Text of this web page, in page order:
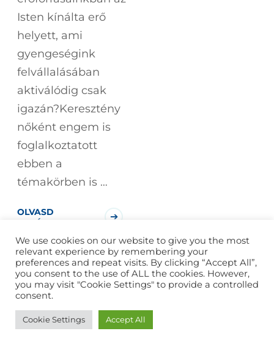
Isten kínálta erő
helyett, ami
gyengeségink
felvállalásában
aktiválódig csak
igazán?Keresztény
nőként engem is
foglalkoztatott
ebben a
témakörben is …
OLVASD
TOVÁBB!
2026Budai EvódiaMinden jog fenntartva. Készítette
aStarwebs
We use cookies on our website to give you the most
relevant experience by remembering your
preferences and repeat visits. By clicking “Accept All”,
you consent to the use of ALL the cookies. However,
you may visit "Cookie Settings" to provide a controlled
consent.
Cookie Settings Accept All